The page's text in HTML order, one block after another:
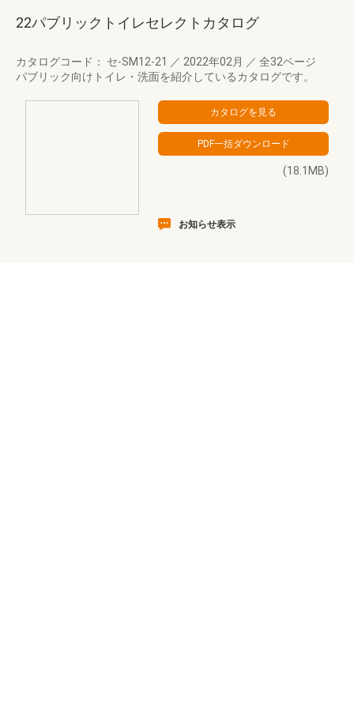
22パブリックトイレセレクトカタログ
カタログコード： セ-SM12-21 ／ 2022年02月 ／ 全32ページ
パブリック向けトイレ・洗面を紹介しているカタログです。
(18.1MB)
お知らせ表示